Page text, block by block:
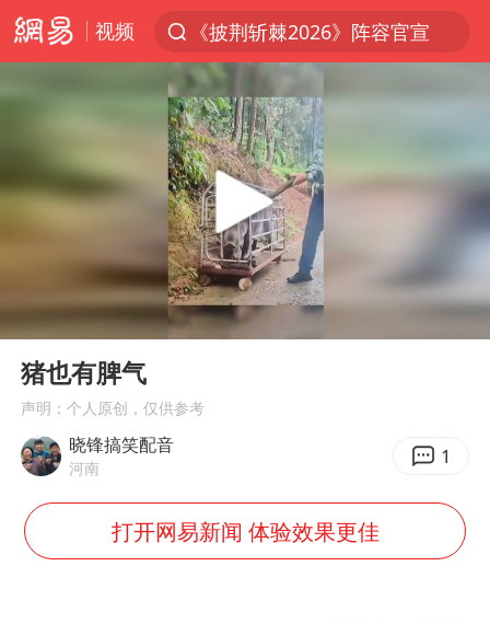
视频
《披荆斩棘2026》阵容官宣
夏日经济乘热而上 消费市场向新而行
见到女儿瞬间父亲眼里有了光
刘嘉玲晒与周星驰合照
独闯南太行的失联女生最后轨迹已确认
上海全力守护市民“菜篮子”
猫咪过火把节被抹成黑猫
Play
猪也有脾气
声明：个人原创，仅供参考
晓锋搞笑配音
河南 1
打开网易新闻 体验效果更佳